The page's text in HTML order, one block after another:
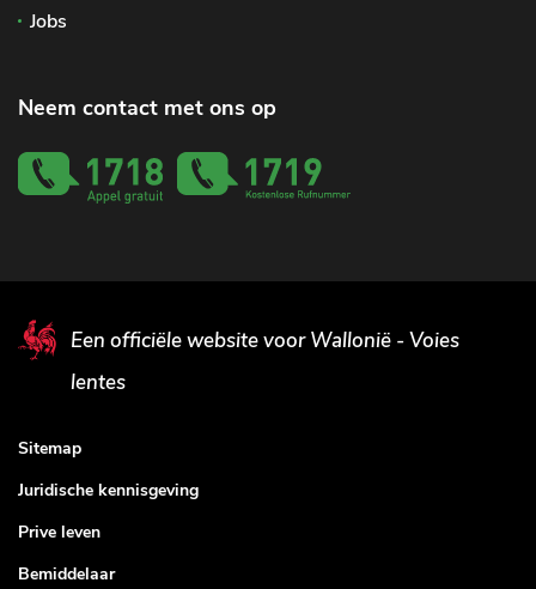
Jobs
Neem contact met ons op
Een officiële website voor Wallonië - Voies
lentes
Sitemap
Juridische kennisgeving
Prive leven
Bemiddelaar